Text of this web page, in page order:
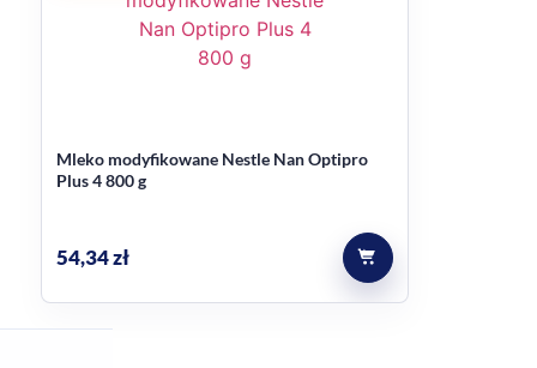
Mleko modyfikowane Nestle Nan Optipro
Plus 4 800 g
54,34zł